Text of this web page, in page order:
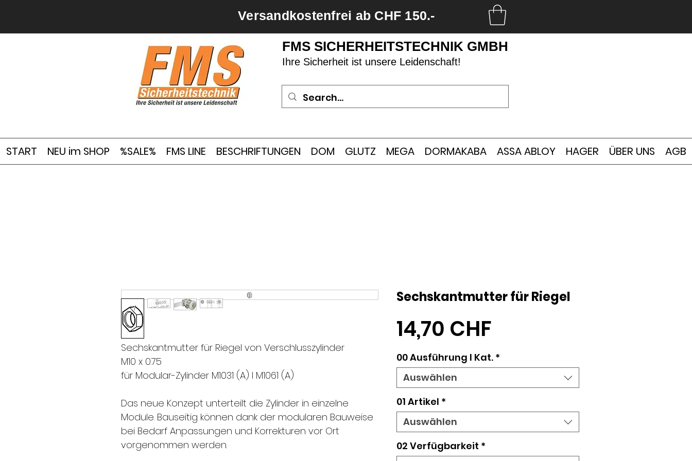
Versandkostenfrei ab CHF 150.-
FMS SICHERHEITSTECHNIK GMBH
Ihre Sicherheit ist unsere Leidenschaft!
START NEU im SHOP %SALE% FMS LINE BESCHRIFTUNGEN DOM GLUTZ MEGA DORMAKABA ASSA ABLOY HAGER ÜBER UNS AGB
Sechskantmutter für Riegel von Verschlusszylinder
M10 x 0.75
für Modular-Zylinder M1031 (A) l M1061 (A)
Das neue Konzept unterteilt die Zylinder in einzelne
Module. Bauseitig können dank der modularen Bauweise
bei Bedarf Anpassungen und Korrekturen vor Ort
vorgenommen werden.
Sechskantmutter für Riegel
14,70 CHFPreis
00 Ausführung l Kat. *
Auswählen
01 Artikel *
Auswählen
02 Verfügbarkeit *